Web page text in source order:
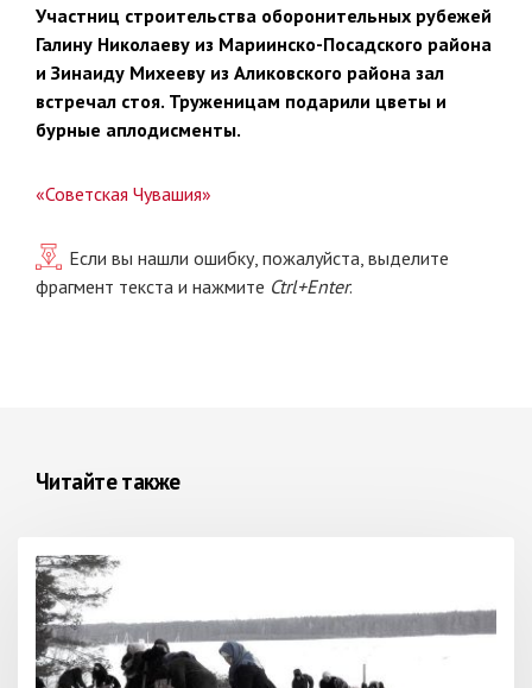
Участниц строительства оборонительных рубежей
Галину Николаеву из Мариинско-Посадского района
и Зинаиду Михееву из Аликовского района зал
встречал стоя. Труженицам подарили цветы и
бурные аплодисменты.
«Советская Чувашия»
Если вы нашли ошибку, пожалуйста, выделите
фрагмент текста и нажмите Ctrl+Enter.
Читайте также